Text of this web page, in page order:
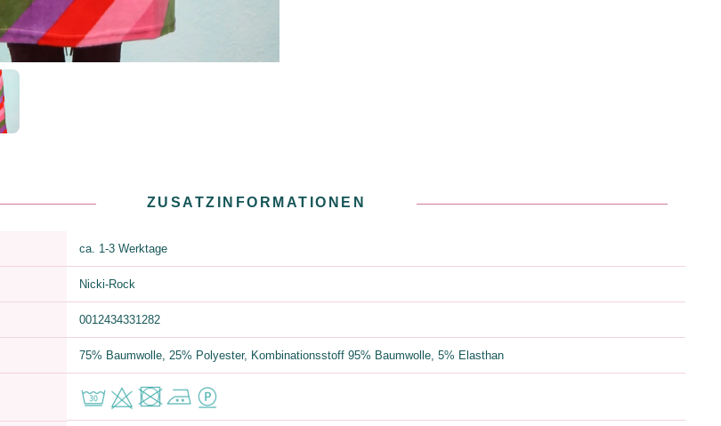
ZUSATZINFORMATIONEN
ca. 1-3 Werktage
Nicki-Rock
0012434331282
75% Baumwolle, 25% Polyester, Kombinationsstoff 95% Baumwolle, 5% Elasthan